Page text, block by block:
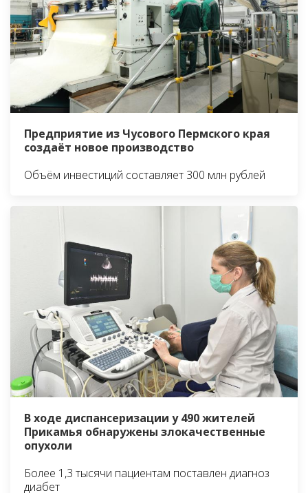
Предприятие из Чусового Пермского края
создаёт новое производство
Объём инвестиций составляет 300 млн рублей
В ходе диспансеризации у 490 жителей
Прикамья обнаружены злокачественные
опухоли
Более 1,3 тысячи пациентам поставлен диагноз
диабет